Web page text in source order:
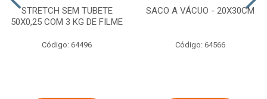
STRETCH SEM TUBETE
50X0,25 COM 3 KG DE FILME
Código: 64496
SACO A VÁCUO - 20X30CM
Código: 64566